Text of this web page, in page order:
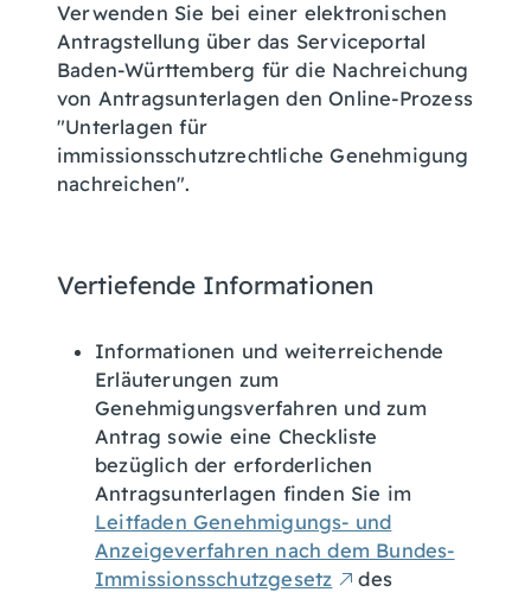
Verwenden Sie bei einer elektronischen
Antragstellung über das Serviceportal
Baden-Württemberg für die Nachreichung
von Antragsunterlagen den Online-Prozess
"Unterlagen für
immissionsschutzrechtliche Genehmigung
nachreichen".
Vertiefende Informationen
Informationen und weiterreichende
Erläuterungen zum
Genehmigungsverfahren und zum
Antrag sowie eine Checkliste
bezüglich der erforderlichen
Antragsunterlagen finden Sie im
Leitfaden Genehmigungs- und
Anzeigeverfahren nach dem Bundes-
Immissionsschutzgesetz
des